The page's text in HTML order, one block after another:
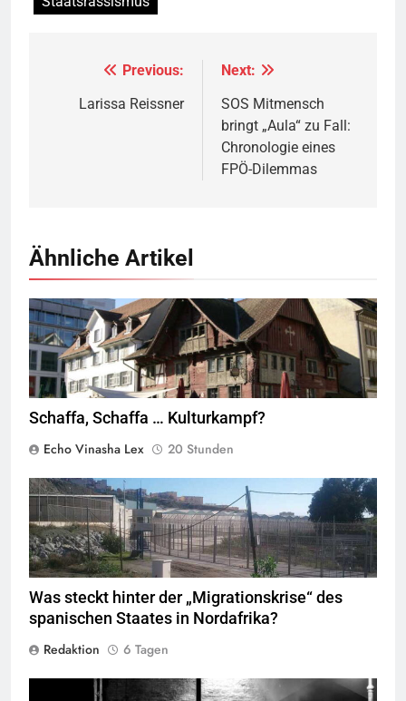
Beitragsnavigation
Previous:
Larissa Reissner
Next:
SOS Mitmensch
bringt „Aula“ zu Fall:
Chronologie eines
FPÖ-Dilemmas
Ähnliche Artikel
Rotes Haus, Dornbirn,Quelle© Böhringer FriedrichCC BY-SA 2.5
Wikimedia Commons
Schaffa, Schaffa … Kulturkampf?
Echo Vinasha Lex
20 Stunden
Valla de la Frontera zwischen Ceuta und Marokko.Quelle©
Xemenendura, CA-
BY-SA-3.0
Was steckt hinter der „Migrationskrise“ des
spanischen Staates in Nordafrika?
Redaktion
6 Tagen
George Floyd Aufstand © Chad Davis.jpg